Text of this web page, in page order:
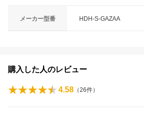
メーカー型番 HDH-S-GAZAA
購入した人のレビュー
4.58 （26件）